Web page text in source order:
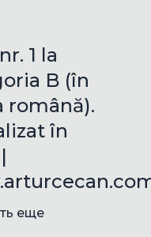
1 la
B (în
română).
în
еще